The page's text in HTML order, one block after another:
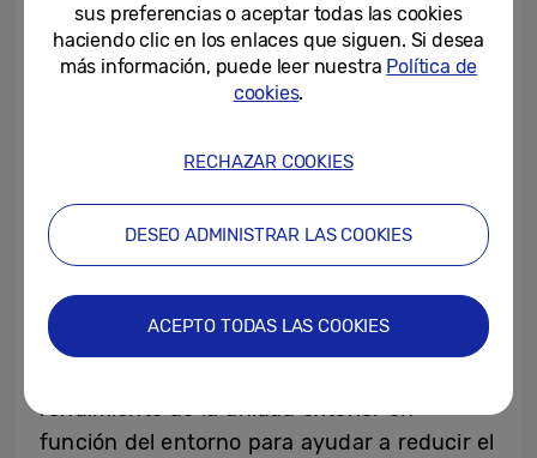
Esto incluye el último sistema VRF de
Samsung, denominadoDVM S2. El nuevo
está equipado con el refrigerante
así como con medidas de seguridad
integradas que garantizan la tranquilidad
del usuario. ElDVM S2también incorpora
funciones de IA en el propio dispositivo que
aportan mayor comodidad
rendimiento de la unidad exterior en
función del entorno para ayudar a reducir el
sus preferencias o aceptar todas las cookies
haciendo clic en los enlaces que siguen. Si desea
más información, puede leer nuestra Política de
cookies.
RECHAZAR COOKIES
DESEO ADMINISTRAR LAS COOKIES
ACEPTO TODAS LAS COOKIES